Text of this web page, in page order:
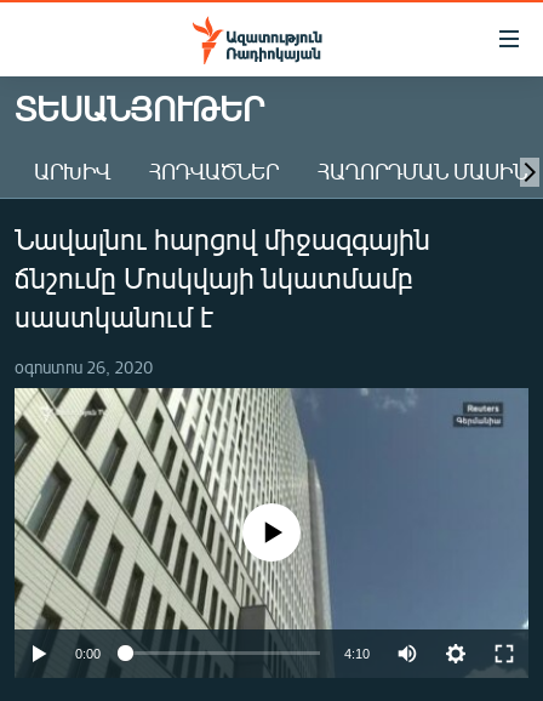
Մատչելիության
Անցնել
հիմնական
Անցնել
հիմնական
մենյուին
Որոնում
ԱԶԱՏՈՒԹՅՈՒՆ TV
ՀԱՅԱՍՏԱՆ
ԸՆՏՐՈՒԹՅՈՒՆՆԵՐ 2026
ԻՐԱՎՈՒՆՔ
ՏՆՏԵՍՈՒԹՅՈՒՆ
ՂԱՐԱԲԱՂ
ՊԱՏԵՐԱԶՄԻ 6 ՇԱԲԱԹՆԵՐԸ
ՏԱՐԱԾԱՇՐՋԱՆ
ՄԻՋԱԶԳԱՅԻՆ
ՄՇԱԿՈՒՅԹ
ՍՊՈՐՏ
ՏԵՍԱՆՅՈՒԹԵՐ
ԱՐԽԻՎ ՀՈԴՎԱԾՆԵՐ ՀԱՂՈՐԴՄԱՆ ՄԱՍԻՆ
Նավալնու հարցով միջազգային
ճնշումը Մոսկվայի նկատմամբ
սաստկանում է
օգոստոս 26, 2020
No media source currently available
0:00 4:10